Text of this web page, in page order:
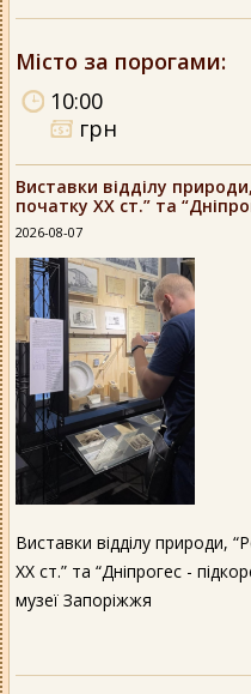
Місто за порогами:
10:00
грн
Виставки відділу
початку ХХ ст.” та
2026-08-07
Виставки відділу природи,
ХХ ст.” та “Дніпрогес -
музеї Запоріжжя